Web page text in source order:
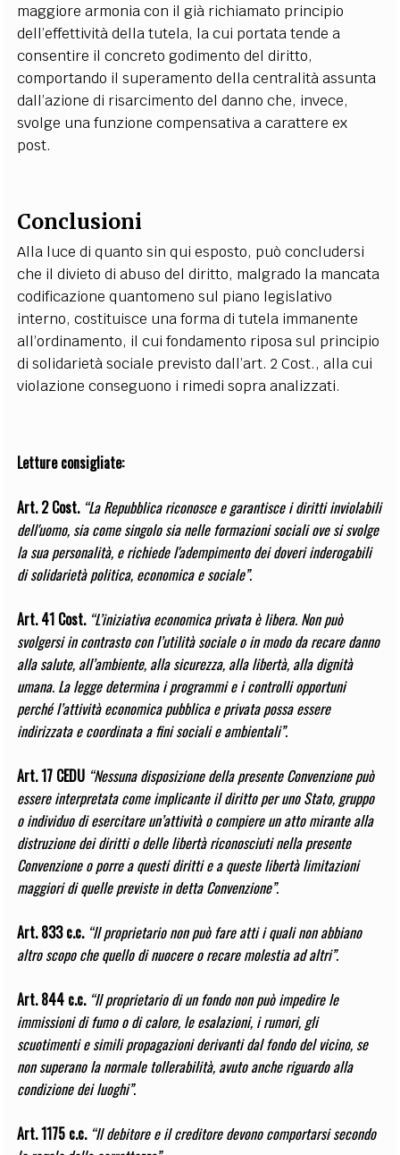
maggiore armonia con il già richiamato principio
dell’effettività della tutela, la cui portata tende a
consentire il concreto godimento del diritto,
comportando il superamento della centralità assunta
dall’azione di risarcimento del danno che, invece,
svolge una funzione compensativa a carattere ex
post.
Conclusioni
Alla luce di quanto sin qui esposto, può concludersi
che il divieto di abuso del diritto, malgrado la mancata
codificazione quantomeno sul piano legislativo
interno, costituisce una forma di tutela immanente
all’ordinamento, il cui fondamento riposa sul principio
di solidarietà sociale previsto dall’art. 2 Cost., alla cui
violazione conseguono i rimedi sopra analizzati.
Letture consigliate:
Art. 2 Cost. “La Repubblica riconosce e garantisce i diritti inviolabili
dell'uomo, sia come singolo sia nelle formazioni sociali ove si svolge
la sua personalità, e richiede l'adempimento dei doveri inderogabili
di solidarietà politica, economica e sociale”.
Art. 41 Cost. “L’iniziativa economica privata è libera. Non può
svolgersi in contrasto con l’utilità sociale o in modo da recare danno
alla salute, all’ambiente, alla sicurezza, alla libertà, alla dignità
umana. La legge determina i programmi e i controlli opportuni
perché l’attività economica pubblica e privata possa essere
indirizzata e coordinata a fini sociali e ambientali”.
Art. 17 CEDU “Nessuna disposizione della presente Convenzione può
essere interpretata come implicante il diritto per uno Stato, gruppo
o individuo di esercitare un’attività o compiere un atto mirante alla
distruzione dei diritti o delle libertà riconosciuti nella presente
Convenzione o porre a questi diritti e a queste libertà limitazioni
maggiori di quelle previste in detta Convenzione”.
Art. 833 c.c. “Il proprietario non può fare atti i quali non abbiano
altro scopo che quello di nuocere o recare molestia ad altri”.
Art. 844 c.c. “Il proprietario di un fondo non può impedire le
immissioni di fumo o di calore, le esalazioni, i rumori, gli
scuotimenti e simili propagazioni derivanti dal fondo del vicino, se
non superano la normale tollerabilità, avuto anche riguardo alla
condizione dei luoghi”.
Art. 1175 c.c. “Il debitore e il creditore devono comportarsi secondo